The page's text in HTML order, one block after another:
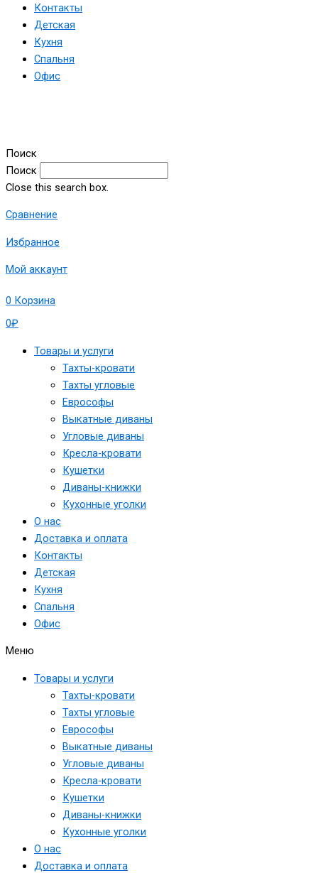
Контакты
Детская
Кухня
Спальня
Офис
Поиск
Поиск
Close this search box.
Сравнение
Избранное
Мой аккаунт
0₽
0 Корзина
Товары и услуги
Тахты-кровати
Тахты угловые
Еврософы
Выкатные диваны
Угловые диваны
Кресла-кровати
Кушетки
Диваны-книжки
Кухонные уголки
О нас
Доставка и оплата
Контакты
Детская
Кухня
Спальня
Офис
Меню
Товары и услуги
Тахты-кровати
Тахты угловые
Еврософы
Выкатные диваны
Угловые диваны
Кресла-кровати
Кушетки
Диваны-книжки
Кухонные уголки
О нас
Доставка и оплата